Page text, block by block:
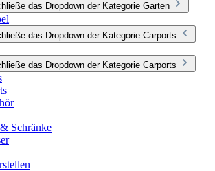
das Dropdown der Kategorie Garten
das Dropdown der Kategorie Carports
das Dropdown der Kategorie Carports
Schränke